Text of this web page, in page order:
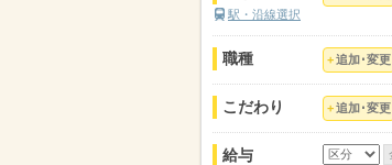
駅・沿線選択
職種 追加･変更
こだわり 追加･変更
給与